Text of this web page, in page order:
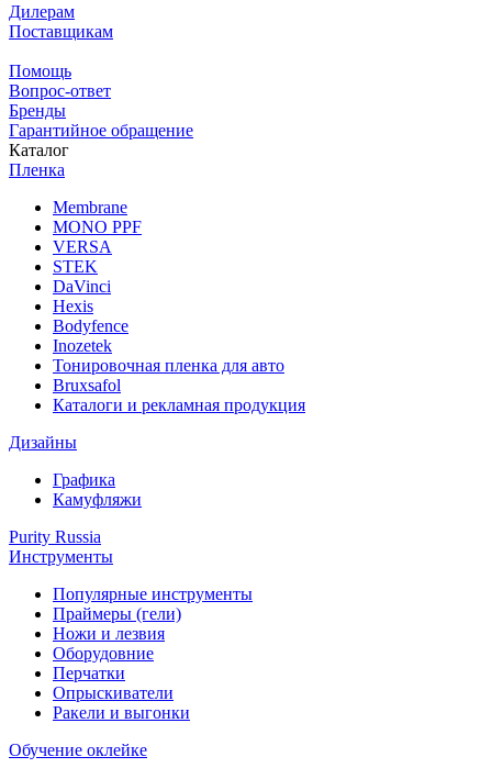
Дилерам
Поставщикам
Помощь
Вопрос-ответ
Бренды
Гарантийное обращение
Каталог
Пленка
Membrane
MONO PPF
VERSA
STEK
DaVinci
Hexis
Bodyfence
Inozetek
Тонировочная пленка для авто
Bruxsafol
Каталоги и рекламная продукция
Дизайны
Графика
Камуфляжи
Purity Russia
Инструменты
Популярные инструменты
Праймеры (гели)
Ножи и лезвия
Оборудовние
Перчатки
Опрыскиватели
Ракели и выгонки
Обучение оклейке